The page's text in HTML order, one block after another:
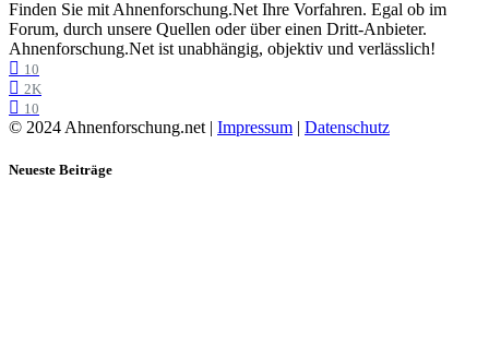
Finden Sie mit Ahnenforschung.Net Ihre Vorfahren. Egal ob im
Forum, durch unsere Quellen oder über einen Dritt-Anbieter.
Ahnenforschung.Net ist unabhängig, objektiv und verlässlich!
10
2K
10
© 2024 Ahnenforschung.net | Impressum | Datenschutz
Neueste Beiträge